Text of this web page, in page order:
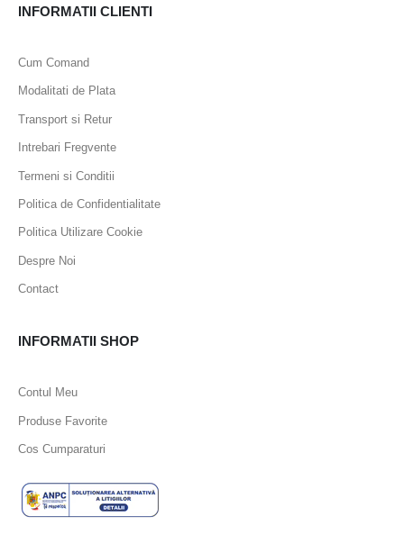
INFORMATII CLIENTI
Cum Comand
Modalitati de Plata
Transport si Retur
Intrebari Fregvente
Termeni si Conditii
Politica de Confidentialitate
Politica Utilizare Cookie
Despre Noi
Contact
INFORMATII SHOP
Contul Meu
Produse Favorite
Cos Cumparaturi